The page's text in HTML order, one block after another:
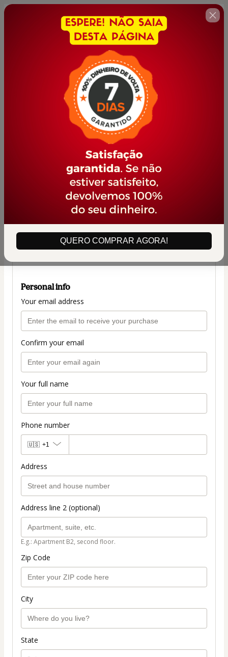
QUERO COMPRAR AGORA!
🇺🇸 Change country
MAQUIAGEM PROFISSIONAL
Author: PORTAL JOVEM EMPREENDEDOR
$42.00
(+ applicable taxes. Click herefor more
information)
Personal info
Your email address
Confirm your email
Your full name
Phone number
🇺🇸 +1
Address
Address line 2 (optional)
E.g.: Apartment B2, second floor.
Zip Code
City
State